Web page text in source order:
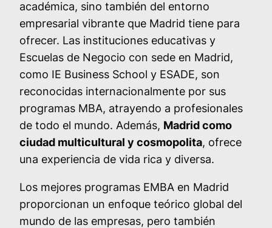
académica, sino también del entorno
empresarial vibrante que Madrid tiene para
ofrecer. Las instituciones educativas y
Escuelas de Negocio con sede en Madrid,
como IE Business School y ESADE, son
reconocidas internacionalmente por sus
programas MBA, atrayendo a profesionales
de todo el mundo. Además, Madrid como
ciudad multicultural y cosmopolita, ofrece
una experiencia de vida rica y diversa.
Los mejores programas EMBA en Madrid
proporcionan un enfoque teórico global del
mundo de las empresas, pero también